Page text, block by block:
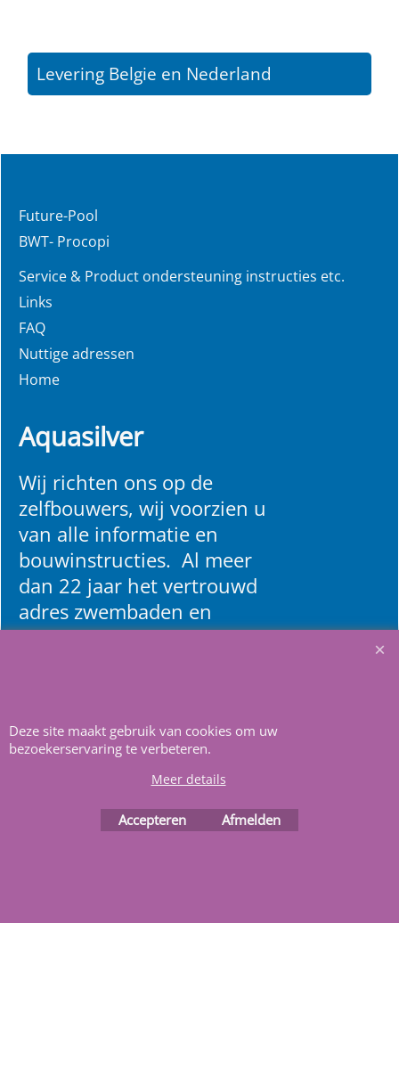
Levering Belgie en Nederland
Future-Pool
BWT- Procopi
Service & Product ondersteuning instructies etc.
Links
FAQ
Nuttige adressen
Home
Aquasilver
Wij richten ons op de
zelfbouwers, wij voorzien u
van alle informatie en
bouwinstructies. Al meer
dan 22 jaar het vertrouwd
adres zwembaden en
renovatie materialen.
Webwinkel gemaakt met
Deze site maakt gebruik van cookies om uw
bezoekerservaring te verbeteren.
Meer details
Accepteren Afmelden